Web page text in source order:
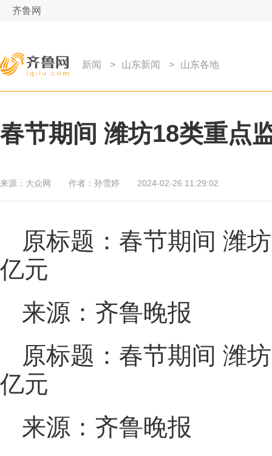
齐鲁网
新闻 > 山东新闻 > 山东各地
春节期间 潍坊18类重点
来源： 大众网 作者： 孙雪婷 2024-02-26 11:29:02
原标题：春节期间 潍
亿元
来源：齐鲁晚报
原标题：春节期间 潍
亿元
来源：齐鲁晚报